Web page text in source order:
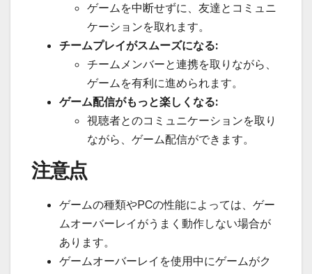
ゲームを中断せずに、友達とコミュニ
ケーションを取れます。
チームプレイがスムーズになる:
チームメンバーと連携を取りながら、
ゲームを有利に進められます。
ゲーム配信がもっと楽しくなる:
視聴者とのコミュニケーションを取り
ながら、ゲーム配信ができます。
注意点
ゲームの種類やPCの性能によっては、ゲー
ムオーバーレイがうまく動作しない場合が
あります。
ゲームオーバーレイを使用中にゲームがク